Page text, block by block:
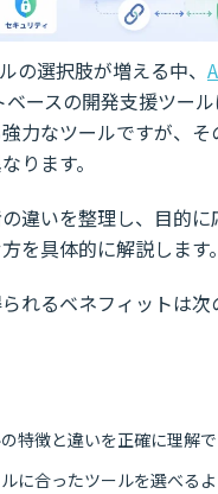
の選択肢が増える中、
ースの開発支援ツー
力なツールですが、そ
ります。
違いを整理し、目的に
を具体的に解説します。
れるベネフィットは次
特徴と違いを正確に理解
に合ったツールを選べる